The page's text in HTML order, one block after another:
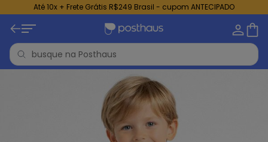
Até 10x + Frete Grátis R$249 Brasil - cupom ANTECIPADO